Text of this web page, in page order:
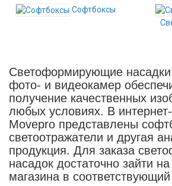
Софтбоксы
Светоформирующие
фото- и видеокамер
получение качественных
любых условиях. В
Movepro представлены
светоотражатели и другая
продукция. Для заказа
насадок достаточно зайти
магазина в соответствующий